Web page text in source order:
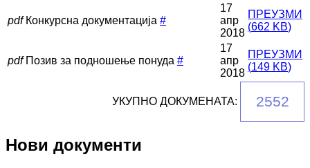
pdf Конкурсна документација #
17
апр
2018
ПРЕУЗМИ
(662 KB)
pdf Позив за подношење понуда #
17
апр
2018
ПРЕУЗМИ
(149 KB)
УКУПНО ДОКУМЕНАТА: 2552
Нови документи